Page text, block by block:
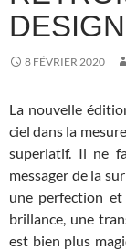
8 FÉVRIER 2020
La nouvelle
ciel dans la
superlatif. Il ne
messager de la
une perfection et
brillance, une
est bien plus